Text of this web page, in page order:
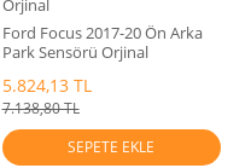
Orjinal
Ford Focus 2017-20 Ön Arka
Park Sensörü Orjinal
5.824,13 TL
7.138,80 TL
SEPETE EKLE